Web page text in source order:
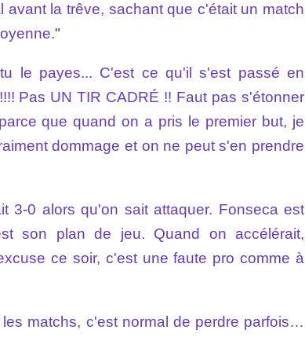
la trêve, sachant que c'était un match
"
le payes... C'est ce qu'il s'est passé en
Pas UN TIR CADRÉ !! Faut pas s'étonner
que quand on a pris le premier but, je
dommage et on ne peut s'en prendre
3-0 alors qu'on sait attaquer. Fonseca est
son plan de jeu. Quand on accélérait,
ce soir, c'est une faute pro comme à
matchs, c'est normal de perdre parfois…